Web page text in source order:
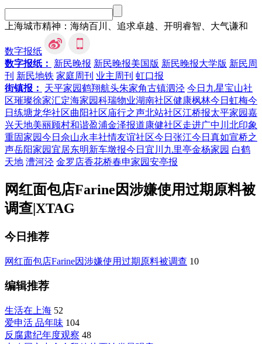
上海城市精神：海纳百川、追求卓越、开明睿智、大气谦和
数字报纸
数字报纸：
新民晚报 新民晚报美国版 新民晚报大学版 新民周
刊 新民地铁 家庭周刊 业主周刊 虹口报
街镇报：
天平家园鹤翔航头朱家角古镇泗泾 今日九星宝山社
区璀璨徐家汇定海家园科瑞物业湖南社区健康枫林今日虹梅今
日练塘龙华社区曲阳社区庙行之声北站社区江桥报太平家园嘉
兴天地美丽顾村和谐盈浦金泽报道康健社区走进广中 川北印象
重固家园今日佘山永丰社情友谊社区今日张江今日真如宣桥之
声岳阳家园宜居东明新车墩报今日宜川 九里亭金杨家园 白鹤
天地 漕河泾 金罗店香花桥春申家园安亭报
网红面包店Farine因涉嫌使用过期原料被
调查|XTAG
今日推荐
网红面包店Farine因涉嫌使用过期原料被调查 10
编辑推荐
生活在上海 52
爱申活 品年味 104
反腐肃纪年度观察 48